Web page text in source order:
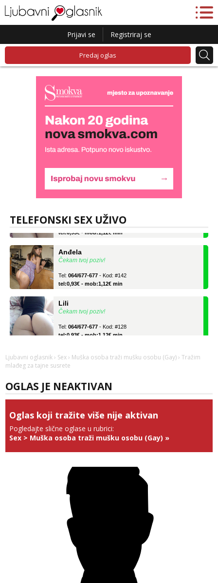
Prijavi se Registriraj se
Predaj oglas
TELEFONSKI SEX UŽIVO
Tel: 064/677-677
- Kod: #128
Čekam tvoj poziv!
tel:0,93€ - mob:1,12€ min
Čekam tvoj poziv!
tel:0,93€ - mob:1,12€ min
Čekam tvoj poziv!
Ljubavni oglasnik › Sex › Muška osoba traži mušku osobu (Gay) › Tražim
mlađeg za tajne susrete
OGLAS JE NEAKTIVAN
Oglas koji tražite više nije aktivan
Pogledajte slične oglase u rubrici:
Sex > Muška osoba traži mušku osobu (Gay) »